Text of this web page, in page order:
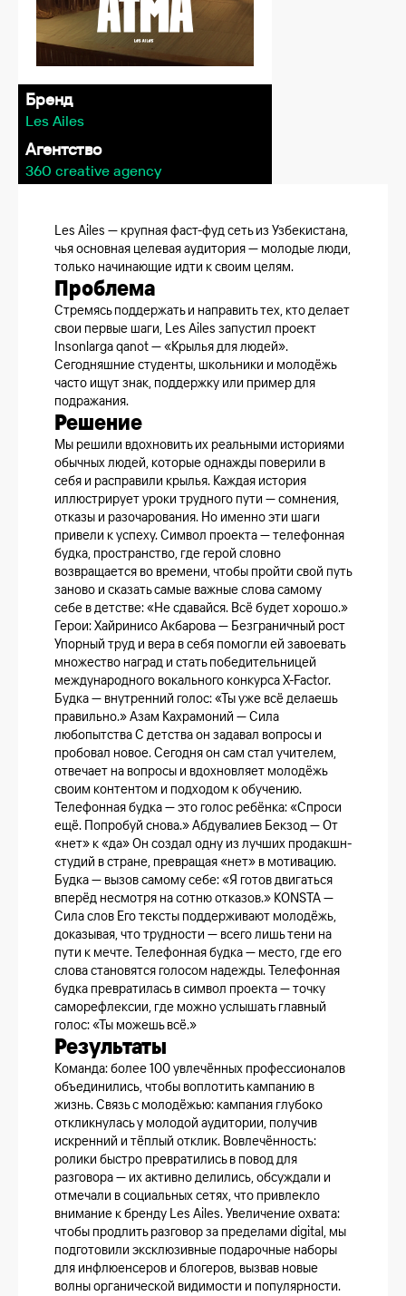
Бренд
Les Ailes
Агентство
360 creative agency
Les Ailes — крупная фаст-фуд сеть из Узбекистана,
чья основная целевая аудитория — молодые люди,
только начинающие идти к своим целям.
Проблема
Стремясь поддержать и направить тех, кто делает
свои первые шаги, Les Ailes запустил проект
Insonlarga qanot — «Крылья для людей».
Сегодняшние студенты, школьники и молодёжь
часто ищут знак, поддержку или пример для
подражания.
Решение
Мы решили вдохновить их реальными историями
обычных людей, которые однажды поверили в
себя и расправили крылья. Каждая история
иллюстрирует уроки трудного пути — сомнения,
отказы и разочарования. Но именно эти шаги
привели к успеху. Символ проекта — телефонная
будка, пространство, где герой словно
возвращается во времени, чтобы пройти свой путь
заново и сказать самые важные слова самому
себе в детстве: «Не сдавайся. Всё будет хорошо.»
Герои: Хайринисо Акбарова — Безграничный рост
Упорный труд и вера в себя помогли ей завоевать
множество наград и стать победительницей
международного вокального конкурса X-Factor.
Будка — внутренний голос: «Ты уже всё делаешь
правильно.» Азам Кахрамоний — Сила
любопытства С детства он задавал вопросы и
пробовал новое. Сегодня он сам стал учителем,
отвечает на вопросы и вдохновляет молодёжь
своим контентом и подходом к обучению.
Телефонная будка — это голос ребёнка: «Спроси
ещё. Попробуй снова.» Абдувалиев Бекзод — От
«нет» к «да» Он создал одну из лучших продакшн-
студий в стране, превращая «нет» в мотивацию.
Будка — вызов самому себе: «Я готов двигаться
вперёд несмотря на сотню отказов.» KONSTA —
Сила слов Его тексты поддерживают молодёжь,
доказывая, что трудности — всего лишь тени на
пути к мечте. Телефонная будка — место, где его
слова становятся голосом надежды. Телефонная
будка превратилась в символ проекта — точку
саморефлексии, где можно услышать главный
голос: «Ты можешь всё.»
Результаты
Команда: более 100 увлечённых профессионалов
объединились, чтобы воплотить кампанию в
жизнь. Связь с молодёжью: кампания глубоко
откликнулась у молодой аудитории, получив
искренний и тёплый отклик. Вовлечённость:
ролики быстро превратились в повод для
разговора — их активно делились, обсуждали и
отмечали в социальных сетях, что привлекло
внимание к бренду Les Ailes. Увеличение охвата:
чтобы продлить разговор за пределами digital, мы
подготовили эксклюзивные подарочные наборы
для инфлюенсеров и блогеров, вызвав новые
волны органической видимости и популярности.